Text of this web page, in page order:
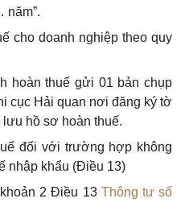
năm”.
cho doanh nghiệp theo quy
hoàn thuế gửi 01 bản chụp
cục Hải quan nơi đăng ký tờ
lưu hồ sơ hoàn thuế.
đối với trường hợp không
nhập khẩu (Điều 13)
2 Điều 13 Thông tư số